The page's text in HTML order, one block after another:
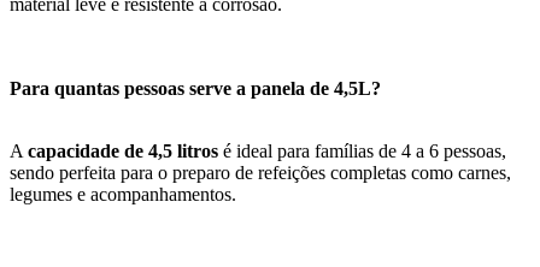
material leve e resistente à corrosão.
Para quantas pessoas serve a panela de 4,5L?
A capacidade de 4,5 litros é ideal para famílias de 4 a 6 pessoas,
sendo perfeita para o preparo de refeições completas como carnes,
legumes e acompanhamentos.